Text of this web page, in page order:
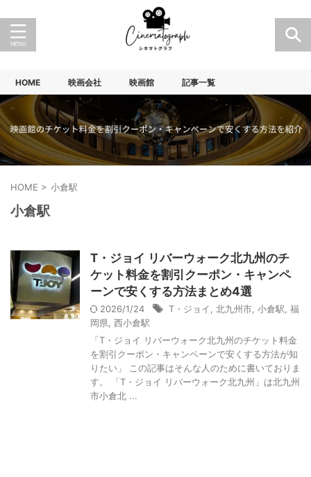
HOME 映画会社 映画館 記事一覧
HOME > 小倉駅
小倉駅
T・ジョイ リバーウォーク北九州のチ
ケット料金を割引クーポン・キャンペ
ーンで安くする方法まとめ4選
2026/1/24 T・ジョイ 北九州市 小倉駅 福
岡県 西小倉駅
「T・ジョイ リバーウォーク北九州のチケット料金
を割引クーポン・キャンペーンで安くする方法が知
りたい」 この記事はそんな人のために書いておりま
す。 「T・ジョイ リバーウォーク北九州」は北九州
市小倉北 ...